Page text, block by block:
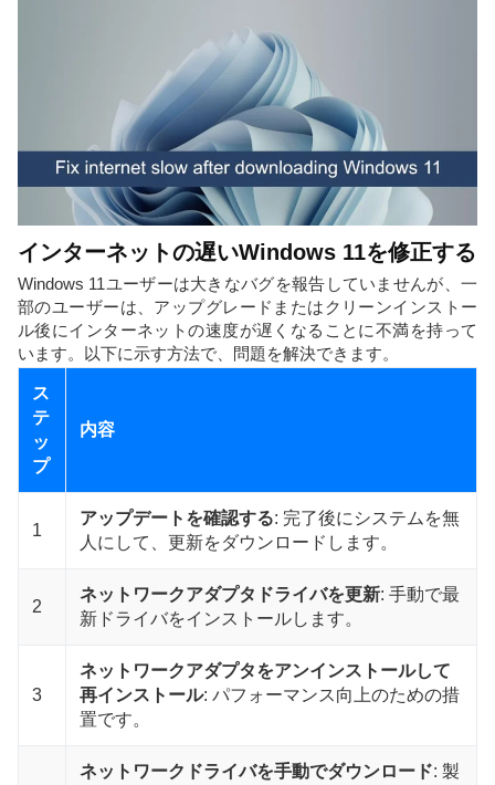
インターネットの遅いWindows 11を修正する
Windows 11ユーザーは大きなバグを報告していませんが、一
部のユーザーは、アップグレードまたはクリーンインストー
ル後にインターネットの速度が遅くなることに不満を持って
います。以下に示す方法で、問題を解決できます。
ス
テ
ッ
プ
内容
1
アップデートを確認する: 完了後にシステムを無
人にして、更新をダウンロードします。
2
ネットワークアダプタドライバを更新: 手動で最
新ドライバをインストールします。
3
ネットワークアダプタをアンインストールして
再インストール: パフォーマンス向上のための措
置です。
ネットワークドライバを手動でダウンロード: 製